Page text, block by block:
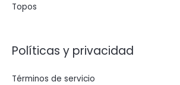
Topos
Políticas y privacidad
Términos de servicio